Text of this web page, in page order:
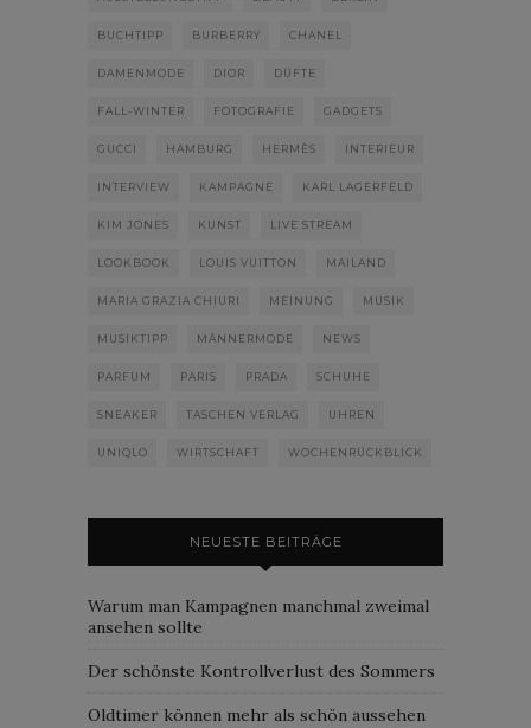
BUCHTIPP BURBERRY CHANEL
DAMENMODE DIOR DÜFTE
FALL-WINTER FOTOGRAFIE GADGETS
GUCCI HAMBURG HERMÈS INTERIEUR
INTERVIEW KAMPAGNE KARL LAGERFELD
KIM JONES KUNST LIVE STREAM
LOOKBOOK LOUIS VUITTON MAILAND
MARIA GRAZIA CHIURI MEINUNG MUSIK
MUSIKTIPP MÄNNERMODE NEWS
PARFUM PARIS PRADA SCHUHE
SNEAKER TASCHEN VERLAG UHREN
UNIQLO WIRTSCHAFT WOCHENRÜCKBLICK
NEUESTE BEITRÄGE
Warum man Kampagnen manchmal zweimal
ansehen sollte
Der schönste Kontrollverlust des Sommers
Oldtimer können mehr als schön aussehen